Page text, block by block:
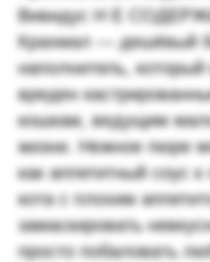
Вивидус Н Е
Крахмал — дешёвый
наполнитель,
вреден
кошкам, ведущим
жизни. Нежное пюре
как аппетитный соус
кота с плохим
замаскировать
просто побаловать